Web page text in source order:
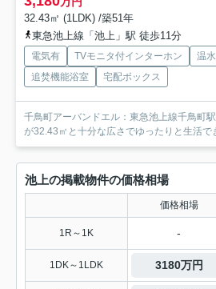
32.43㎡ (1LDK) /築51年
東急池上線「池上」駅 徒歩11分
電気有 TVモニタ付インターホン 温
追焚機能浴室
宅配ボックス
千鳥町アーバンドエル：東急池上線千鳥町
が32.43㎡と十分な広さでゆったりと生活で
池上の掲載物件の価格相場
価格相場
1R～1K -
1DK～1LDK 3180万円